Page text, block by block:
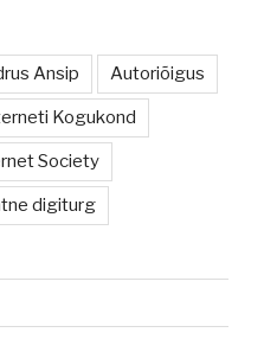
Ansip Autoriõigus
Kogukond
Society
digiturg